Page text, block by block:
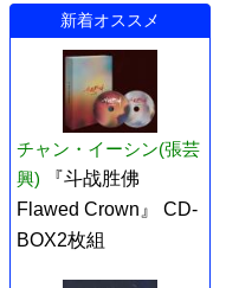
新着オススメ
チャン・イーシン(張芸
興)
『斗战胜佛
Flawed Crown』 CD-
BOX2枚組